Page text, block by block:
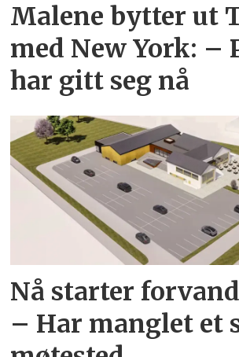
Malene bytter ut
med New York: –
har gitt seg nå
Nå starter
– Har manglet et